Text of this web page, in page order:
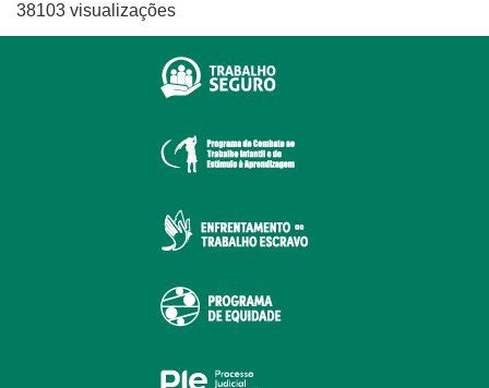
38103 visualizações